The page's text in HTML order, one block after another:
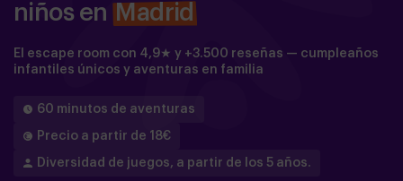
niños en Madrid
El escape room con 4,9★ y +3.500 reseñas — cumpleaños
infantiles únicos y aventuras en familia
60 minutos de aventuras
Precio a partir de 18€
Diversidad de juegos, a partir de los 5 años.